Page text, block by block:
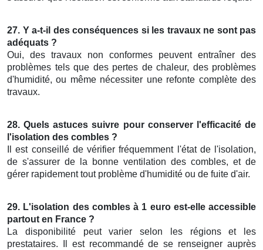
27. Y a-t-il des conséquences si les travaux ne sont pas
adéquats ?
Oui, des travaux non conformes peuvent entraîner des
problèmes tels que des pertes de chaleur, des problèmes
d'humidité, ou même nécessiter une refonte complète des
travaux.
28. Quels astuces suivre pour conserver l'efficacité de
l'isolation des combles ?
Il est conseillé de vérifier fréquemment l'état de l'isolation,
de s'assurer de la bonne ventilation des combles, et de
gérer rapidement tout problème d'humidité ou de fuite d'air.
29. L'isolation des combles à 1 euro est-elle accessible
partout en France ?
La disponibilité peut varier selon les régions et les
prestataires. Il est recommandé de se renseigner auprès